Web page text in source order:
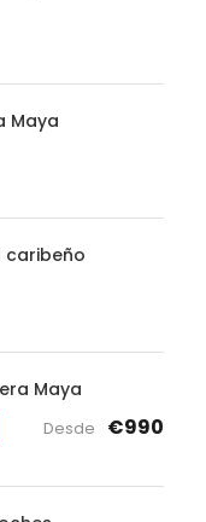
Maya
caribeño
Maya
Desde €990